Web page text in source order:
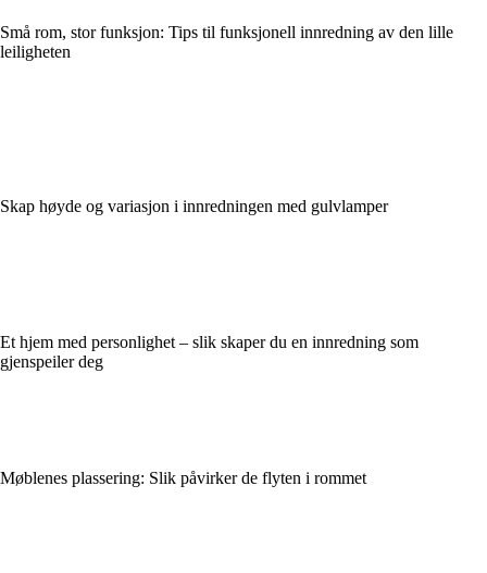
Små rom, stor funksjon: Tips til funksjonell innredning av den lille
leiligheten
Skap høyde og variasjon i innredningen med gulvlamper
Et hjem med personlighet – slik skaper du en innredning som
gjenspeiler deg
Møblenes plassering: Slik påvirker de flyten i rommet